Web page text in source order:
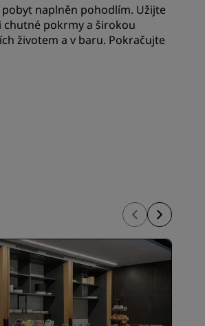
Rewards
se s programem
naplněn pohodlím. Užijte
chutné pokrmy a širokou
životem a v baru. Pokračujte